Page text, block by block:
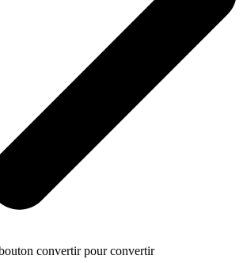
convertir pour convertir